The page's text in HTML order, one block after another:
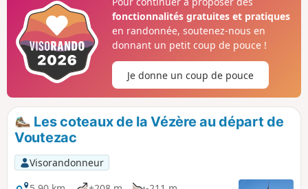
fonctionnalités gratuites et pratiques
en randonnée, soutenez-nous en
donnant un petit coup de pouce !
Je donne un coup de pouce
Les coteaux de la Vézère au départ de
Voutezac
Visorandonneur